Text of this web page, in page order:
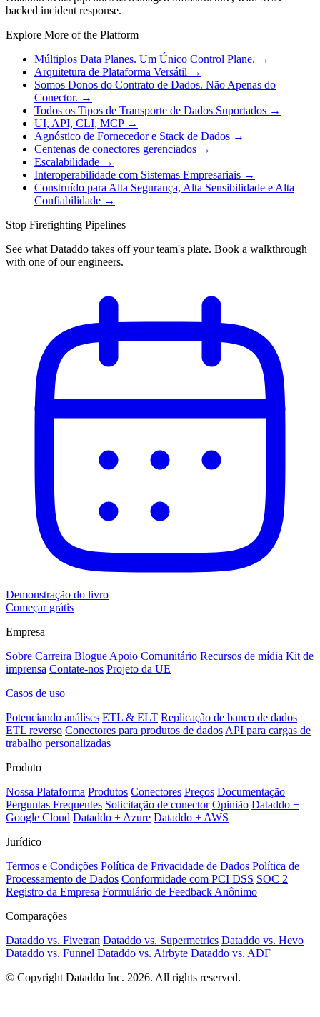
backed incident response.
Explore More of the Platform
Múltiplos Data Planes. Um Único Control Plane. →
Arquitetura de Plataforma Versátil →
Somos Donos do Contrato de Dados. Não Apenas do
Conector. →
Todos os Tipos de Transporte de Dados Suportados →
UI, API, CLI, MCP →
Agnóstico de Fornecedor e Stack de Dados →
Centenas de conectores gerenciados →
Escalabilidade →
Interoperabilidade com Sistemas Empresariais →
Construído para Alta Segurança, Alta Sensibilidade e Alta
Confiabilidade →
Stop Firefighting Pipelines
See what Dataddo takes off your team's plate. Book a walkthrough
with one of our engineers.
Demonstração do livro
Começar grátis
Empresa
Sobre Carreira Blogue Apoio Comunitário Recursos de mídia Kit de
imprensa Contate-nos Projeto da UE
Casos de uso
Potenciando análises ETL & ELT Replicação de banco de dados
ETL reverso Conectores para produtos de dados API para cargas de
trabalho personalizadas
Produto
Nossa Plataforma Produtos Conectores Preços Documentação
Perguntas Frequentes Solicitação de conector Opinião Dataddo +
Google Cloud Dataddo + Azure Dataddo + AWS
Jurídico
Termos e Condições Política de Privacidade de Dados Política de
Processamento de Dados Conformidade com PCI DSS SOC 2
Registro da Empresa Formulário de Feedback Anônimo
Comparações
Dataddo vs. Fivetran Dataddo vs. Supermetrics Dataddo vs. Hevo
Dataddo vs. Funnel Dataddo vs. Airbyte Dataddo vs. ADF
© Copyright Dataddo Inc. 2026. All rights reserved.